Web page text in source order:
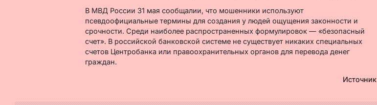
В МВД России 31 мая сообщалии, что мошенники используют
псевдоофициальные термины для создания у людей ощущения законности и
срочности. Среди наиболее распространенных формулировок — «безопасный
счет». В российской банковской системе не существует никаких специальных
счетов Центробанка или правоохранительных органов для перевода денег
граждан.
Источник